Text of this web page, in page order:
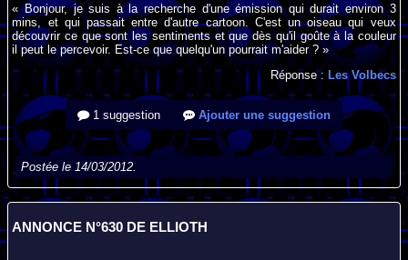
« Bonjour, je suis à la recherche d'une émission qui durait environ 3
mins, et qui passait entre d'autre cartoon. C'est un oiseau qui veux
découvrir ce que sont les sentiments et que dès qu'il goûte à la couleur
il peut le percevoir. Est-ce que quelqu'un pourrait m'aider ? »
Réponse : Les Volbecs
1 suggestion Ajouter une suggestion
Postée le 14/03/2012.
ANNONCE N°630 DE ELLIOTH